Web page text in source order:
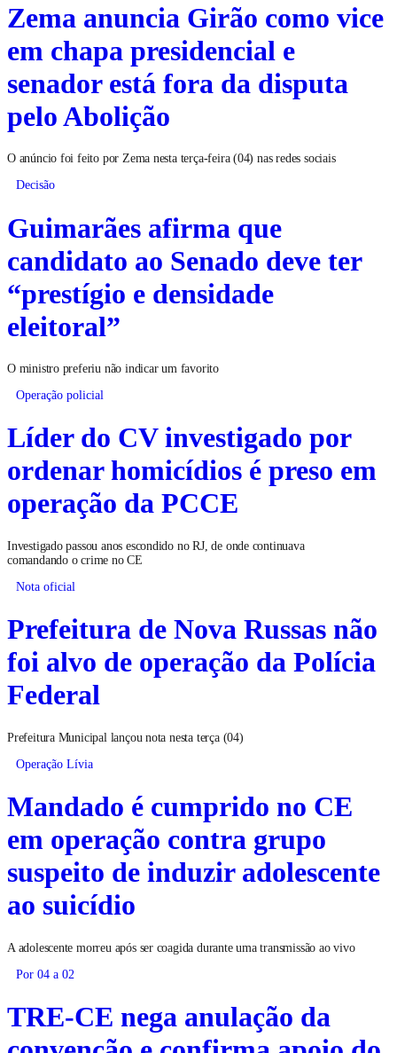
Zema anuncia Girão como vice
em chapa presidencial e
senador está fora da disputa
pelo Abolição
O anúncio foi feito por Zema nesta terça-feira (04) nas redes sociais
Decisão
Guimarães afirma que
candidato ao Senado deve ter
“prestígio e densidade
eleitoral”
O ministro preferiu não indicar um favorito
Operação policial
Líder do CV investigado por
ordenar homicídios é preso em
operação da PCCE
Investigado passou anos escondido no RJ, de onde continuava
comandando o crime no CE
Nota oficial
Prefeitura de Nova Russas não
foi alvo de operação da Polícia
Federal
Prefeitura Municipal lançou nota nesta terça (04)
Operação Lívia
Mandado é cumprido no CE
em operação contra grupo
suspeito de induzir adolescente
ao suicídio
A adolescente morreu após ser coagida durante uma transmissão ao vivo
Por 04 a 02
TRE-CE nega anulação da